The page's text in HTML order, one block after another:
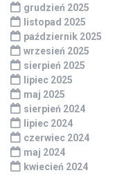
grudzień 2025
listopad 2025
październik 2025
wrzesień 2025
sierpień 2025
lipiec 2025
maj 2025
sierpień 2024
lipiec 2024
czerwiec 2024
maj 2024
kwiecień 2024